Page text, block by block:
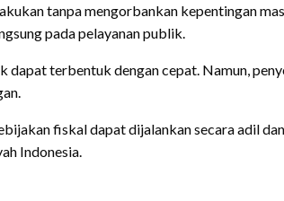
tanpa mengorbankan kepentingan
pada pelayanan publik.
terbentuk dengan cepat. Namun,
fiskal dapat dijalankan secara adil
Indonesia.